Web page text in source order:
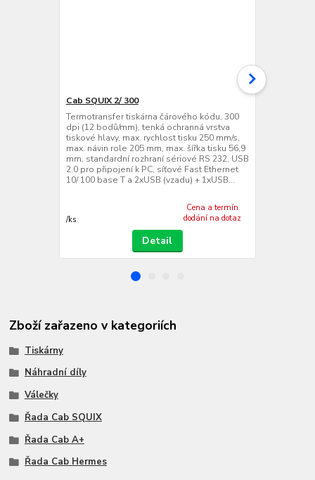
Cab SQUIX 2/ 300
Termotransfer tiskárna čárového kódu, 300
dpi (12 bodů/mm), tenká ochranná vrstva
tiskové hlavy, max. rychlost tisku 250 mm/s,
max. návin role 205 mm, max. šířka tisku 56,9
mm, standardní rozhraní sériové RS 232, USB
2.0 pro připojení k PC, síťové Fast Ethernet
10/ 100 base T a 2xUSB (vzadu) + 1xUSB...
/ks
Cena a termín
dodání na dotaz
Detail
Zboží zařazeno v kategoriích
Tiskárny
Náhradní díly
Válečky
Řada Cab SQUIX
Řada Cab A+
Řada Cab Hermes